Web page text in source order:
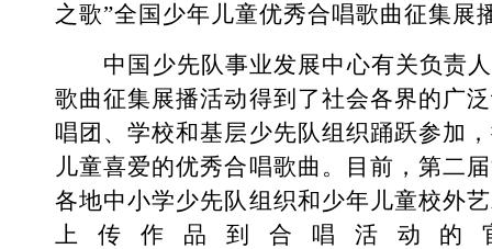
之歌”全国少年儿童优秀合唱歌曲征集展
中国少先队事业发展中心有关负责人
歌曲征集展播活动得到了社会各界的广
唱团、学校和基层少先队组织踊跃参加
儿童喜爱的优秀合唱歌曲。目前，第二
各地中小学少先队组织和少年儿童校外
上传作品到合唱活动的